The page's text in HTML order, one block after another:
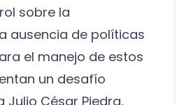
sobre la
ausencia de políticas
el manejo de estos
un desafío
Julio César Piedra,